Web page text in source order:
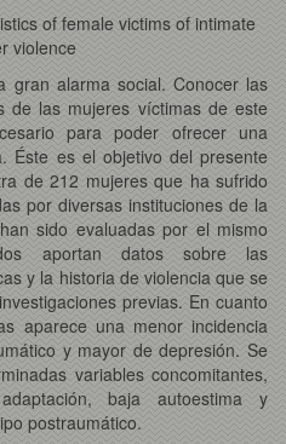
of female victims of intimate
violence
gran alarma social. Conocer las
de las mujeres víctimas de este
para poder ofrecer una
Éste es el objetivo del presente
de 212 mujeres que ha sufrido
por diversas instituciones de la
sido evaluadas por el mismo
aportan datos sobre las
y la historia de violencia que se
previas. En cuanto
aparece una menor incidencia
y mayor de depresión. Se
variables concomitantes,
baja autoestima y
postraumático.